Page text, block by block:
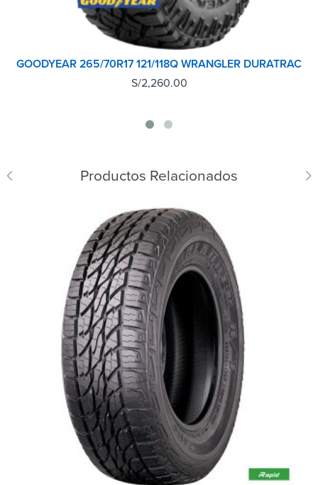
GOODYEAR 265/70R17 121/118Q WRANGLER DURATRAC
S/2,260.00
Productos Relacionados